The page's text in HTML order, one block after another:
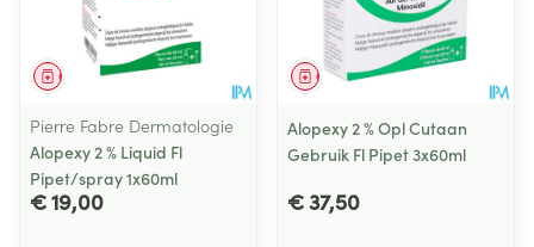
Geneesmiddel
Pierre Fabre Dermatologie
Alopexy 2 % Liquid Fl
Pipet/spray 1x60ml
€ 19,00
Geneesmiddel
Alopexy 2 % Opl Cutaan
Gebruik Fl Pipet 3x60ml
€ 37,50